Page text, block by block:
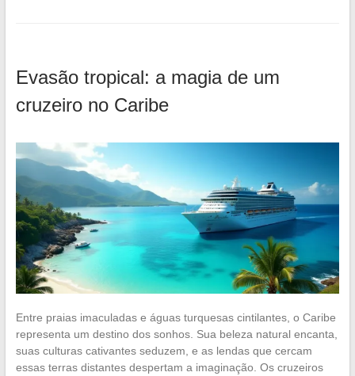
Evasão tropical: a magia de um
cruzeiro no Caribe
Entre praias imaculadas e águas turquesas cintilantes, o Caribe
representa um destino dos sonhos. Sua beleza natural encanta,
suas culturas cativantes seduzem, e as lendas que cercam
essas terras distantes despertam a imaginação. Os cruzeiros